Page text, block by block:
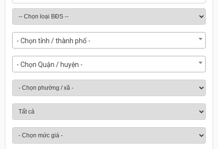
- Chọn tỉnh / thành phố -
- Chọn Quận / huyện -